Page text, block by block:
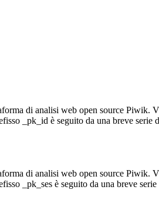
di analisi web open source
_pk_id è seguito da una breve
di analisi web open source
_pk_ses è seguito da una breve